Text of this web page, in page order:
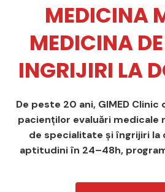
MEDICINA
MEDICINA
INGRIJIRI LA
De peste 20 ani, GIMED
pacienților evaluări medicale
de specialitate și îngrijiri la
aptitudini în 24–48h,